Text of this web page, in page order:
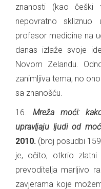
znanosti (kao
nepovratno skliznuo
profesor medicine na
danas izlaže svoje
Novom Zelandu.
zanimljiva tema, no
sa znanošću.
16. Mreža moći:
upravljaju ljudi od
2010. (broj posudbi
je, očito, otkrio zlatni
prevoditelja marljivo
zavjerama koje